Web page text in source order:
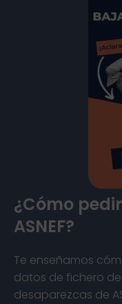
¿Cómo
ASNEF?
Te enseñamos
datos de fichero
desaparezcas de